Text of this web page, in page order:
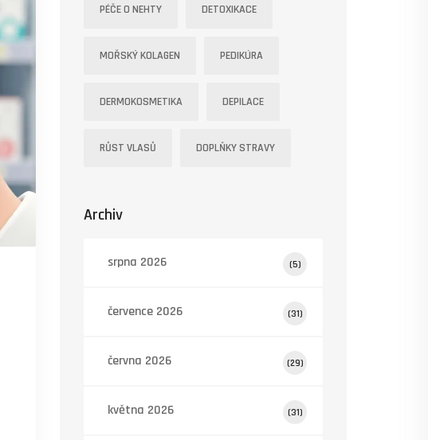
PÉČE O NEHTY DETOXIKACE
MOŘSKÝ KOLAGEN PEDIKÚRA
DERMOKOSMETIKA DEPILACE
RŮST VLASŮ DOPLŇKY STRAVY
Archiv
srpna 2026 (5)
července 2026 (31)
června 2026 (29)
května 2026 (31)